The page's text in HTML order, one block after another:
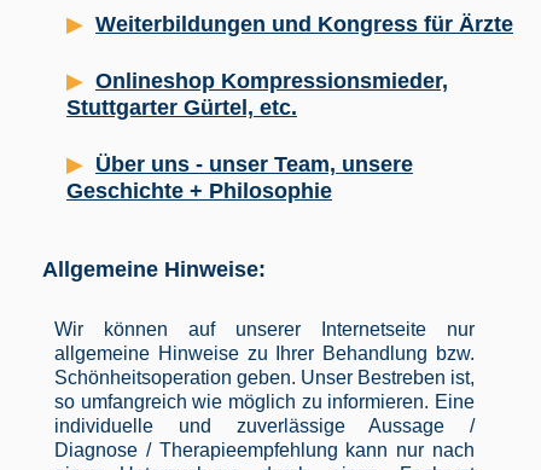
Weiterbildungen und Kongress für Ärzte
Onlineshop Kompressionsmieder,
Stuttgarter Gürtel, etc.
Über uns - unser Team, unsere
Geschichte + Philosophie
Allgemeine Hinweise:
Wir können auf unserer Internetseite nur
allgemeine Hinweise zu Ihrer Behandlung bzw.
Schönheitsoperation geben. Unser Bestreben ist,
so umfangreich wie möglich zu informieren. Eine
individuelle und zuverlässige Aussage /
Diagnose / Therapieempfehlung kann nur nach